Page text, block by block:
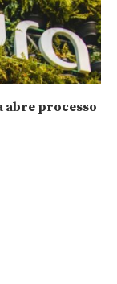
abre processo